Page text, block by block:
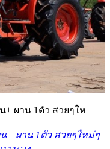
+ ผาน 1ตัว สวยๆให
+ ผาน 1ตัว สวยๆใหม่ๆ